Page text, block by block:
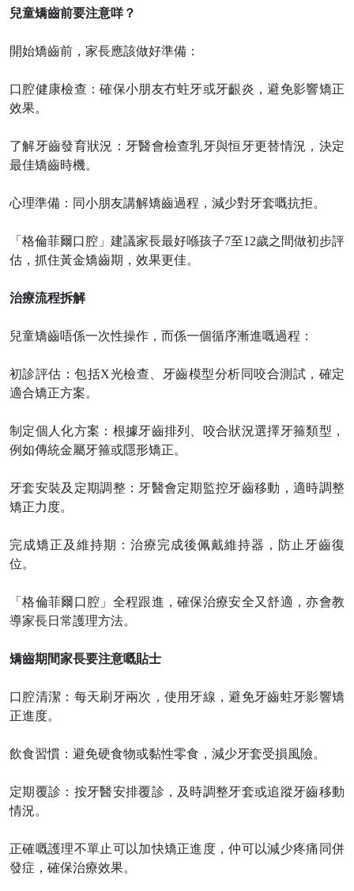
兒童矯齒前要注意咩？
開始矯齒前，家長應該做好準備：
口腔健康檢查：確保小朋友冇蛀牙或牙齦炎，避免影響矯正
效果。
了解牙齒發育狀況：牙醫會檢查乳牙與恒牙更替情況，決定
最佳矯齒時機。
心理準備：同小朋友講解矯齒過程，減少對牙套嘅抗拒。
「格倫菲爾口腔」建議家長最好喺孩子7至12歲之間做初步評
估，抓住黃金矯齒期，效果更佳。
治療流程拆解
兒童矯齒唔係一次性操作，而係一個循序漸進嘅過程：
初診評估：包括X光檢查、牙齒模型分析同咬合測試，確定
適合矯正方案。
制定個人化方案：根據牙齒排列、咬合狀況選擇牙箍類型，
例如傳統金屬牙箍或隱形矯正。
牙套安裝及定期調整：牙醫會定期監控牙齒移動，適時調整
矯正力度。
完成矯正及維持期：治療完成後佩戴維持器，防止牙齒復
位。
「格倫菲爾口腔」全程跟進，確保治療安全又舒適，亦會教
導家長日常護理方法。
矯齒期間家長要注意嘅貼士
口腔清潔：每天刷牙兩次，使用牙線，避免牙齒蛀牙影響矯
正進度。
飲食習慣：避免硬食物或黏性零食，減少牙套受損風險。
定期覆診：按牙醫安排覆診，及時調整牙套或追蹤牙齒移動
情況。
正確嘅護理不單止可以加快矯正進度，仲可以減少疼痛同併
發症，確保治療效果。